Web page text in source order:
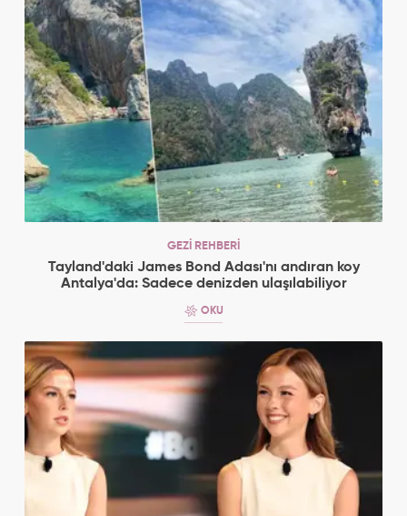
GEZİ REHBERİ
Tayland'daki James Bond Adası'nı andıran koy
Antalya'da: Sadece denizden ulaşılabiliyor
OKU